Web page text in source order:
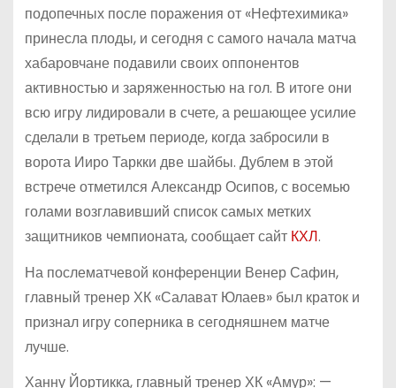
подопечных после поражения от «Нефтехимика»
принесла плоды, и сегодня с самого начала матча
хабаровчане подавили своих оппонентов
активностью и заряженностью на гол. В итоге они
всю игру лидировали в счете, а решающее усилие
сделали в третьем периоде, когда забросили в
ворота Ииро Таркки две шайбы. Дублем в этой
встрече отметился Александр Осипов, с восемью
голами возглавивший список самых метких
защитников чемпионата, сообщает сайт КХЛ.
На послематчевой конференции Венер Сафин,
главный тренер ХК «Салават Юлаев» был краток и
признал игру соперника в сегодняшнем матче
лучше.
Ханну Йортикка, главный тренер ХК «Амур»: —